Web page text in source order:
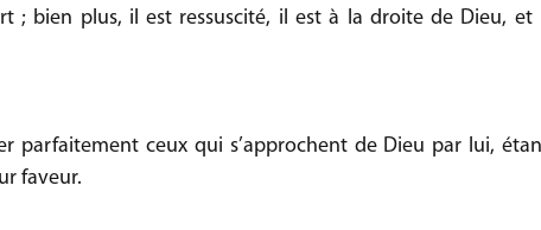
; bien plus, il est ressuscité, il est à la droite de Dieu, et
parfaitement ceux qui s’approchent de Dieu par lui,
faveur.